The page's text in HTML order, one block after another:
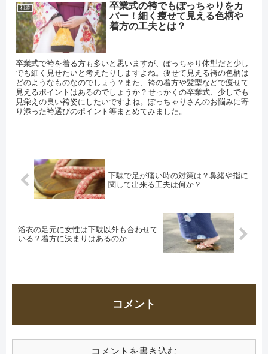
和装
卒業式の袴でもぽっちゃりをカ
バー！細く痩せて見える色柄や
着方の工夫とは？
卒業式で袴を着る方も多いと思いますが、ぽっちゃり体型だと少し
でも細く見せたいと考えたりしますよね。痩せて見える袴の色柄は
どのようなものなのでしょう？また、袴の着方や髪型などで痩せて
見えるポイントはあるのでしょうか？せっかくの卒業式、少しでも
見栄えの良い袴姿にしたいですよね。ぽっちゃりさんのお悩みに寄
り添った袴選びのポイント等まとめてみました。
下駄で足が痛い時の対策は？鼻緒や指に
関して出来る工夫は何か？
浴衣の足元に女性は下駄以外も合わせて
いる？着方に決まりはあるのか
コメント
コメントを書き込む